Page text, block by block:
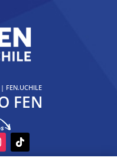
FEN.UCHILE
FEN